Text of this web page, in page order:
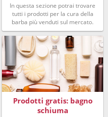
In questa sezione potrai trovare
tutti i prodotti per la cura della
barba più venduti sul mercato.
Prodotti gratis: bagno
schiuma